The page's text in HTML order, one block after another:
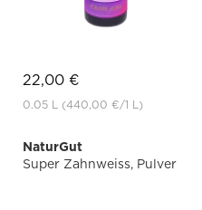
22,00 €
0.05 L (440,00 €/1 L)
NaturGut
Super Zahnweiss, Pulver